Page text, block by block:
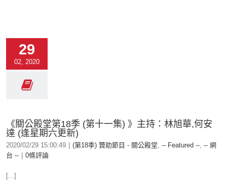
29
02, 2020
《關公殿堂第18季 (第十一集) 》主持：林旭華,何安
達 (逢星期六更新)
2020/02/29 15:00:49 (第18季) 贊助節目 - 關公殿堂, -- Featured --, -- 網
台 --
0條評論
[...]